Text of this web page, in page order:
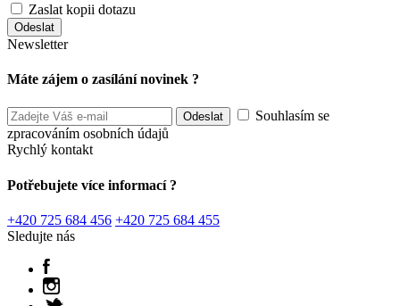
Zaslat kopii dotazu
Newsletter
Máte zájem o zasílání novinek ?
Souhlasím se
zpracováním osobních údajů
Rychlý kontakt
Potřebujete více informací ?
+420 725 684 456 +420 725 684 455
Sledujte nás